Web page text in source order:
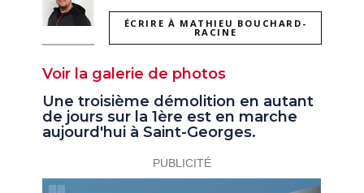
ÉCRIRE À MATHIEU BOUCHARD-
RACINE
Voir la galerie de photos
Une troisième démolition en autant
de jours sur la 1ère est en marche
aujourd'hui à Saint-Georges.